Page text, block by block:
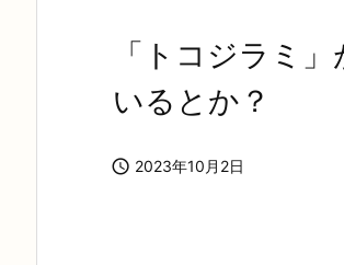
「トコジラミ
いるとか？
 2023年10月2日